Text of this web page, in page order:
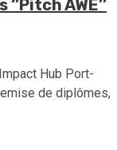
AWE’’
Hub Port-
de diplômes,